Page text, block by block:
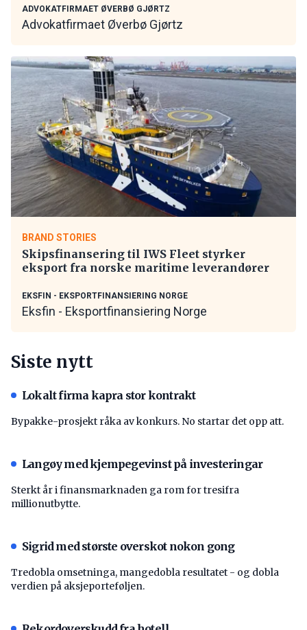
ADVOKATFIRMAET ØVERBØ GJØRTZ
Advokatfirmaet Øverbø Gjørtz
BRAND STORIES
Skipsfinansering til IWS Fleet styrker
eksport fra norske maritime leverandører
EKSFIN - EKSPORTFINANSIERING NORGE
Eksfin - Eksportfinansiering Norge
Siste nytt
Lokalt firma kapra stor kontrakt
Bypakke-prosjekt råka av konkurs. No startar det opp att.
Langøy med kjempegevinst på investeringar
Sterkt år i finansmarknaden ga rom for tresifra
millionutbytte.
Sigrid med største overskot nokon gong
Tredobla omsetninga, mangedobla resultatet - og dobla
verdien på aksjeporteføljen.